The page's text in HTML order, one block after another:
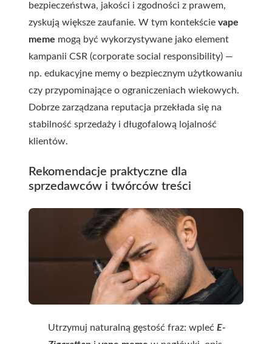
bezpieczeństwa, jakości i zgodności z prawem,
zyskują większe zaufanie. W tym kontekście vape
meme mogą być wykorzystywane jako element
kampanii CSR (corporate social responsibility) —
np. edukacyjne memy o bezpiecznym użytkowaniu
czy przypominające o ograniczeniach wiekowych.
Dobrze zarządzana reputacja przekłada się na
stabilność sprzedaży i długofalową lojalność
klientów.
Rekomendacje praktyczne dla
sprzedawców i twórców treści
Utrzymuj naturalną gęstość fraz: wpleć E-